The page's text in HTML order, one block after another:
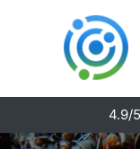
4.9/5